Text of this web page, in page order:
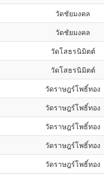
วัดชัยมงคล
วัดชัยมงคล
วัดโสธรนิมิตต์
วัดโสธรนิมิตต์
วัดราษฎร์โพธิ์ทอง
วัดราษฎร์โพธิ์ทอง
วัดราษฎร์โพธิ์ทอง
วัดราษฎร์โพธิ์ทอง
วัดราษฎร์โพธิ์ทอง